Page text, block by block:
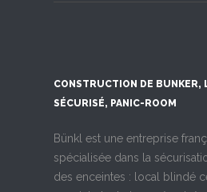
CONSTRUCTION DE BUNKER,
SÉCURISÉ, PANIC-ROOM
Bünkl est une entreprise
spécialisée dans la
des enceintes : local blindé